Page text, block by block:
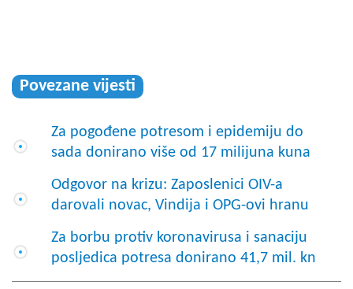
Povezane vijesti
Za pogođene potresom i epidemiju do
sada donirano više od 17 milijuna kuna
Odgovor na krizu: Zaposlenici OIV-a
darovali novac, Vindija i OPG-ovi hranu
Za borbu protiv koronavirusa i sanaciju
posljedica potresa donirano 41,7 mil. kn